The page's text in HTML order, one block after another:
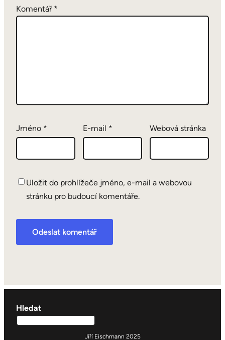
Komentář *
Jméno * E-mail * Webová stránka
Uložit do prohlížeče jméno, e-mail a webovou
stránku pro budoucí komentáře.
Hledat
Jiří Eischmann 2025